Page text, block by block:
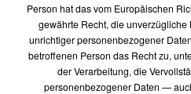
Person hat das vom Europäischen
gewährte Recht, die
unrichtiger personenbezogener
betroffenen Person das Recht zu,
der Verarbeitung, die
personenbezogener Daten —